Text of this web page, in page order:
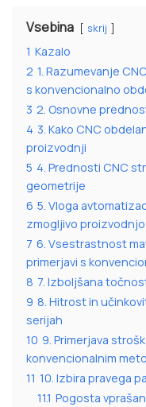
Vsebina skrij
1 Kazalo
2 1. Razumevanje
s konvencionalno
3 2. Osnovne
4 3. Kako CNC
proizvodnji
5 4. Prednosti CNC
geometrije
6 5. Vloga
zmogljivo proizvodnjo
7 6. Vsestrastnost
primerjavi s
8 7. Izboljšana
9 8. Hitrost in
serijah
10 9. Primerjava
konvencionalnim
11 10. Izbira pravega
11.1 Pogosta